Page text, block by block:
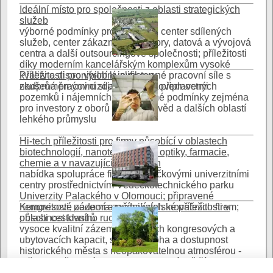
Ideální místo pro společnosti z oblasti strategických
služeb
výborné podmínky pro lokalizaci center sdílených
služeb, center zákaznické podpory, datová a vývojová
centra a další outsourcingové společnosti; příležitosti
díky moderním kancelářským komplexům vysoké
kvality a disponibilní kvalifikované pracovní síle s
nadprůměrnými cizojazyčnými dovednostmi
Příležitosti pro výrobní investory
zkušená pracovní síla a nabídka připravených
pozemků i nájemních hal, vhodné podmínky zejména
pro investory z oborů přírodních věd a dalších oblastí
lehkého průmyslu
Hi-tech příležitosti pro firmy působící v oblastech
biotechnologií, nanotechnologií, optiky, farmacie,
chemie a v navazujících oborech
nabídka spolupráce firem se špičkovými univerzitními
centry prostřednictvím Vědeckotechnického parku
Univerzity Palackého v Olomouci; připravené
nemovitosti; podpora začínajících inovačních firem;
působnost klastrů
Kongresové zázemí a podnikatelské příležitosti v
oblasti cestovního ruchu
vysoce kvalitní zázemí moderních kongresových a
ubytovacích kapacit, skvělá poloha a dostupnost
historického města s neopakovatelnou atmosférou -